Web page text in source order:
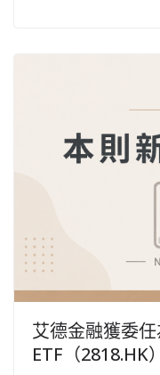
艾德金融獲委
ETF（2818.HK